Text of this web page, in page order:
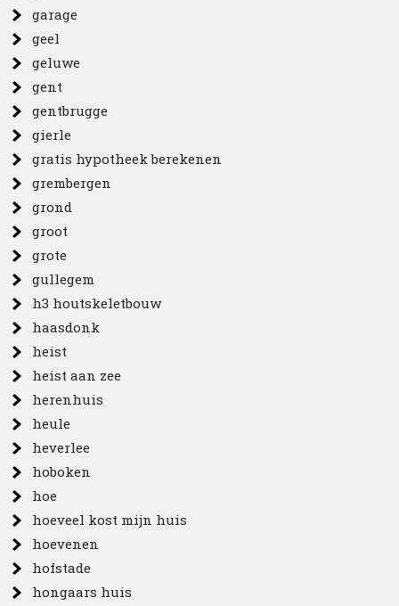
garage
geel
geluwe
gent
gentbrugge
gierle
gratis hypotheek berekenen
grembergen
grond
groot
grote
gullegem
h3 houtskeletbouw
haasdonk
heist
heist aan zee
herenhuis
heule
heverlee
hoboken
hoe
hoeveel kost mijn huis
hoevenen
hofstade
hongaars huis